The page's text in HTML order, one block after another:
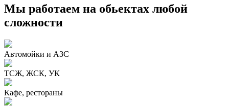
Мы работаем на обьектах любой
сложности
Автомойки и АЗС
ТСЖ, ЖСК, УК
Кафе, рестораны